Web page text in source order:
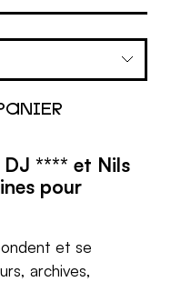
**** et Nils
pour
et se
archives,